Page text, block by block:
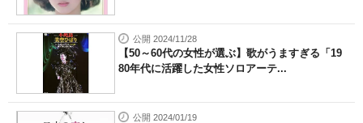
公開 2024/11/28
【50～60代の女性が選ぶ】歌がうますぎる「19
80年代に活躍した女性ソロアーテ...
公開 2024/01/19